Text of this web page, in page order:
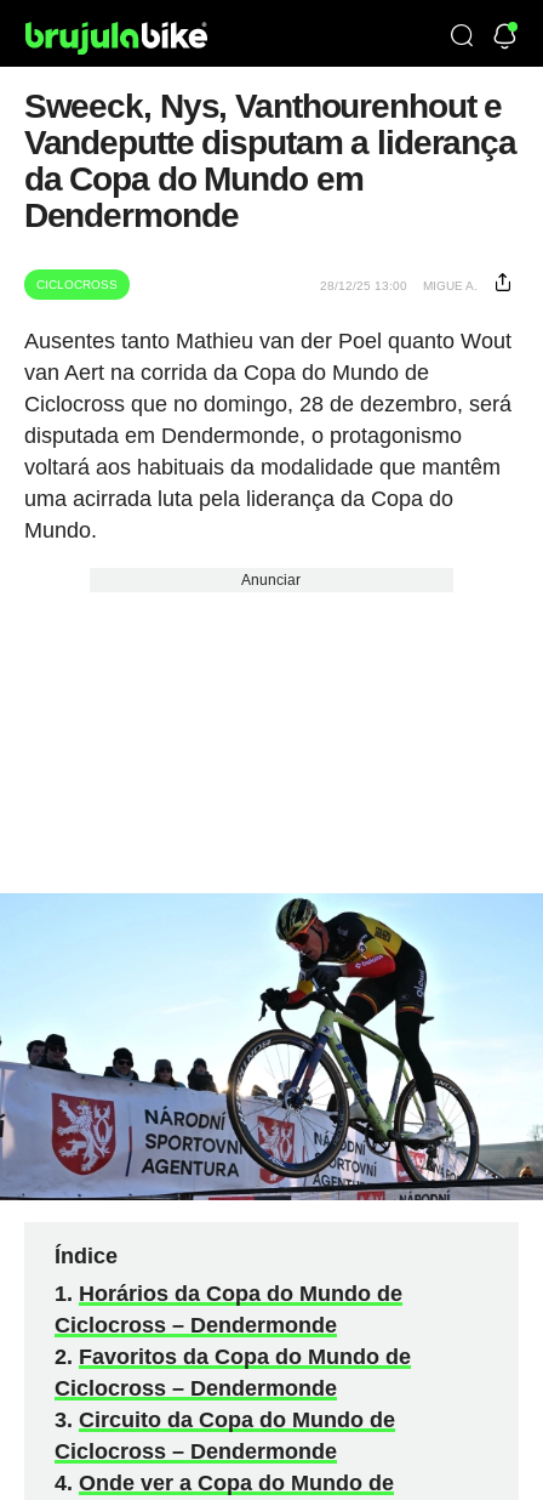
Sweeck, Nys, Vanthourenhout e
Vandeputte disputam a liderança
da Copa do Mundo em
Dendermonde
CICLOCROSS 28/12/25 13:00 MIGUE A.
Ausentes tanto Mathieu van der Poel quanto Wout
van Aert na corrida da Copa do Mundo de
Ciclocross que no domingo, 28 de dezembro, será
disputada em Dendermonde, o protagonismo
voltará aos habituais da modalidade que mantêm
uma acirrada luta pela liderança da Copa do
Mundo.
Anunciar
Índice
Horários da Copa do Mundo de
Ciclocross – Dendermonde
Favoritos da Copa do Mundo de
Ciclocross – Dendermonde
Circuito da Copa do Mundo de
Ciclocross – Dendermonde
Onde ver a Copa do Mundo de